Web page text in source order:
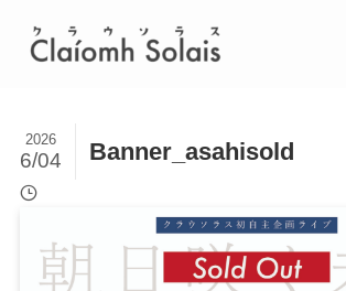
Banner_asahisold
2026
6/04